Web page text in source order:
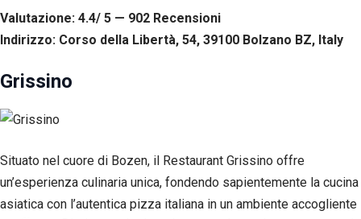
Valutazione: 4.4/ 5 — 902 Recensioni
Indirizzo: Corso della Libertà, 54, 39100 Bolzano BZ, Italy
Grissino
Situato nel cuore di Bozen, il Restaurant Grissino offre
un’esperienza culinaria unica, fondendo sapientemente la cucina
asiatica con l’autentica pizza italiana in un ambiente accogliente
tuo
mentre visiti il
aumenti le
possibilità di
e offerte